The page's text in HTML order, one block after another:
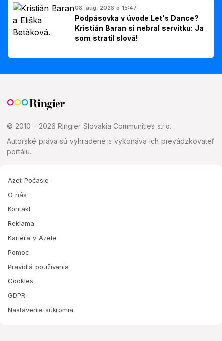
08. aug. 2026 o 15:47
Podpásovka v úvode Let's Dance?
Kristián Baran si nebral servítku: Ja
som stratil slová!
© 2010 - 2026 Ringier Slovakia Communities s.r.o.
Autorské práva sú vyhradené a vykonáva ich prevádzkovateľ
portálu.
Azet Počasie
O nás
Kontakt
Reklama
Kariéra v Azete
Pomoc
Pravidlá používania
Cookies
GDPR
Nastavenie súkromia